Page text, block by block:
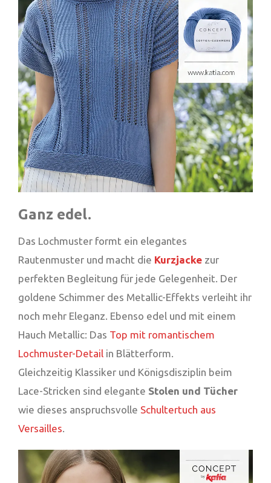
Ganz edel.
Das Lochmuster formt ein elegantes
Rautenmuster und macht die Kurzjacke zur
perfekten Begleitung für jede Gelegenheit. Der
goldene Schimmer des Metallic-Effekts verleiht ihr
noch mehr Eleganz. Ebenso edel und mit einem
Hauch Metallic: Das Top mit romantischem
Lochmuster-Detail in Blätterform.
Gleichzeitig Klassiker und Königsdisziplin beim
Lace-Stricken sind elegante Stolen und Tücher
wie dieses anspruchsvolle Schultertuch aus
Versailles.